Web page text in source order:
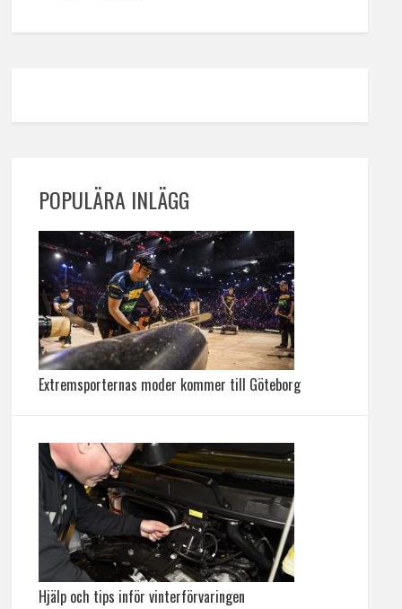
POPULÄRA INLÄGG
Extremsporternas moder kommer till Göteborg
Hjälp och tips inför vinterförvaringen